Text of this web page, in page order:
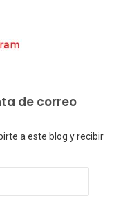
de correo
a este blog y recibir